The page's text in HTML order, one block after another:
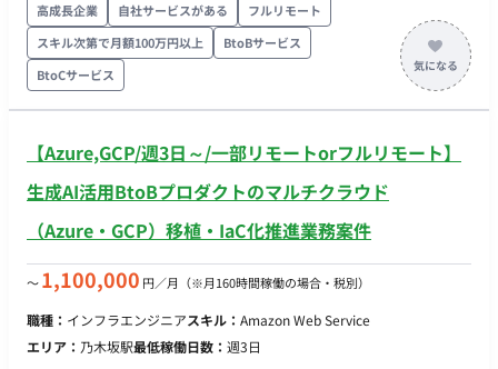
高成長企業
自社サービスがある
フルリモート
スキル次第で月額100万円以上
BtoBサービス
BtoCサービス
【Azure,GCP/週3日～/一部リモートorフルリモート】
生成AI活用BtoBプロダクトのマルチクラウド
（Azure・GCP）移植・IaC化推進業務案件
〜1,100,000 円／月 （※月160時間稼働の場合・税別）
職種： インフラエンジニアスキル： Amazon Web Service
エリア： 乃木坂駅最低稼働日数： 週3日